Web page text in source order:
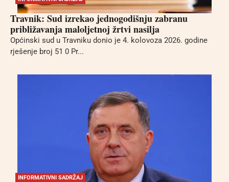
Travnik: Sud izrekao jednogodišnju zabranu
približavanja maloljetnoj žrtvi nasilja
Općinski sud u Travniku donio je 4. kolovoza 2026. godine
rješenje broj 51 0 Pr...
INFORMATIVNI SADRŽAJ